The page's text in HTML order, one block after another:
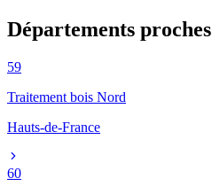
Départements proches
59
Traitement bois Nord
Hauts-de-France
60